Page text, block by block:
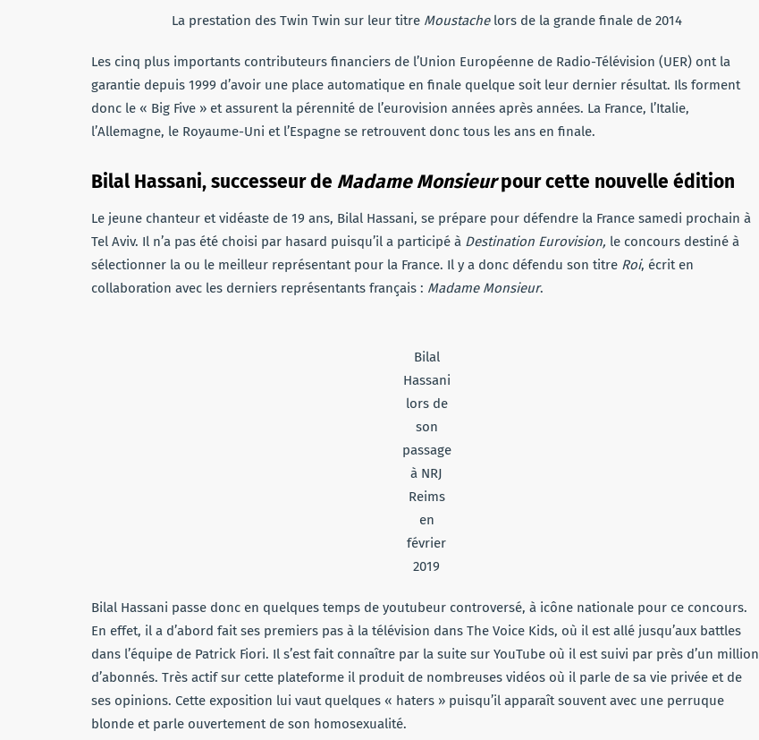
La prestation des Twin Twin sur leur titre Moustachelors de la grande finale de 2014
Les cinq plus importants contributeurs financiers de l’Union Européenne de Radio-Télévision (UER) ont la
garantie depuis 1999 d’avoir une place automatique en finale quelque soit leur dernier résultat. Ils forment
donc le « Big Five » et assurent la pérennité de l’eurovision années après années. La France, l’Italie,
l’Allemagne, le Royaume-Uni et l’Espagne se retrouvent donc tous les ans en finale.
Bilal Hassani, successeur de Madame Monsieurpour cette nouvelle édition
Le jeune chanteur et vidéaste de 19 ans, Bilal Hassani, se prépare pour défendre la France samedi prochain à
Tel Aviv. Il n’a pas été choisi par hasard puisqu’il a participé à Destination Eurovision, le concours destiné à
sélectionner la ou le meilleur représentant pour la France. Il y a donc défendu son titre Roi, écrit en
collaboration avec les derniers représentants français : Madame Monsieur.
Bilal
Hassani
lors de
son
passage
à NRJ
Reims
en
février
2019
Bilal Hassani passe donc en quelques temps de youtubeur controversé, à icône nationale pour ce concours.
En effet, il a d’abord fait ses premiers pas à la télévision dans The Voice Kids, où il est allé jusqu’aux battles
dans l’équipe de Patrick Fiori. Il s’est fait connaître par la suite sur YouTube où il est suivi par près d’un million
d’abonnés. Très actif sur cette plateforme il produit de nombreuses vidéos où il parle de sa vie privée et de
ses opinions. Cette exposition lui vaut quelques « haters » puisqu’il apparaît souvent avec une perruque
blonde et parle ouvertement de son homosexualité.